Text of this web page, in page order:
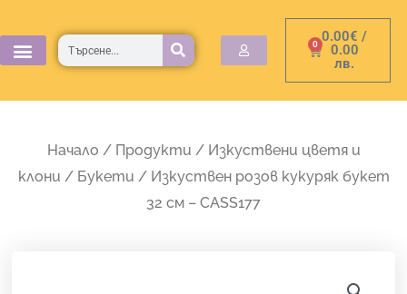
to
content
0.00€ /
0.00
лв.
0
Cart
Търсене
Начало / Продукти / Изкуствени цветя и
клони / Букети / Изкуствен розов кукуряк букет
32 см – CASS177